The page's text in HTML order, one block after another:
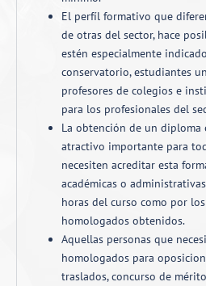
El perfíl formativo que
de otras del sector, hace
estén especialmente
conservatorio, estudiantes
profesores de colegios e
para los profesionales del
La obtención de un
atractivo importante para
necesiten acreditar esta
académicas o
horas del curso como por
homologados obtenidos.
Aquellas personas que
homologados para
traslados, concurso de